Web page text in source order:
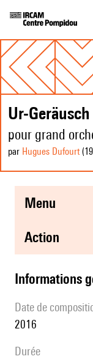
Ur-
pour grand
par Hugues Dufourt
menu
action
informations
date de
2016
durée